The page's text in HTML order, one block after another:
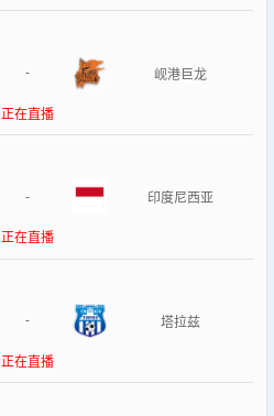
- 岘港巨龙
正在直播
- 印度尼西亚
正在直播
- 塔拉兹
正在直播